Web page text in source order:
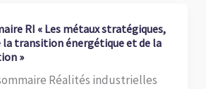
RI « Les métaux stratégiques,
la transition énergétique et de la
»
Réalités industrielles